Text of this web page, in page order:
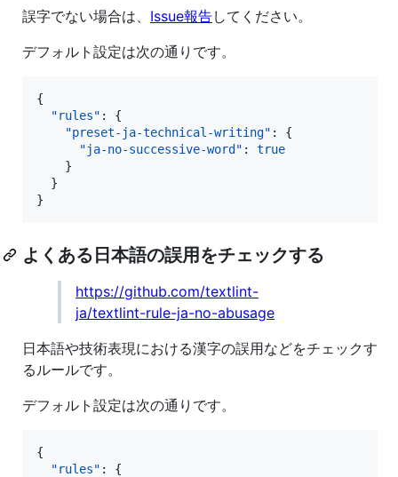
誤字でない場合は、 Issue報告してください。
デフォルト設定は次の通りです。
{
"rules" : {
"preset-ja-technical-writing" : {
"ja-no-successive-word" : true
    }
  }
}
よくある日本語の誤用をチェックする
https://github.com/textlint-
ja/textlint-rule-ja-no-abusage
日本語や技術表現における漢字の誤用などをチェックす
るルールです。
デフォルト設定は次の通りです。
{
"rules" : {